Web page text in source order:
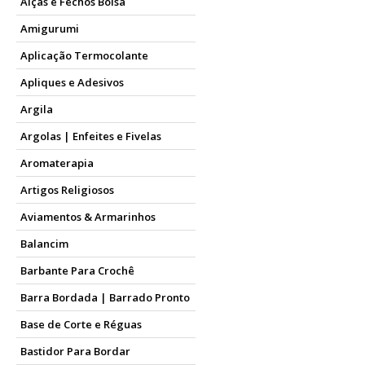
Amigurumi
Aplicação Termocolante
Apliques e Adesivos
Argila
Argolas | Enfeites e Fivelas
Aromaterapia
Artigos Religiosos
Aviamentos & Armarinhos
Balancim
Barbante Para Crochê
Barra Bordada | Barrado Pronto
Base de Corte e Réguas
Bastidor Para Bordar